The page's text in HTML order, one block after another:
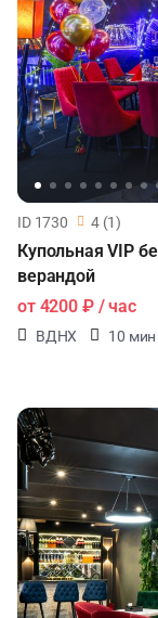
ID 1730 4 (1)
Купольная VIP
верандой
от 4200 ₽/ час
ВДНХ 10 мин